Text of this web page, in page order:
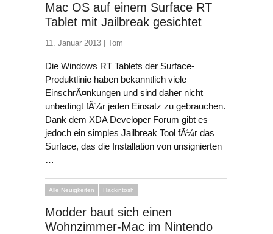
Mac OS auf einem Surface RT
Tablet mit Jailbreak gesichtet
11. Januar 2013 | Tom
Die Windows RT Tablets der Surface-
Produktlinie haben bekanntlich viele
EinschrÃ¤nkungen und sind daher nicht
unbedingt fÃ¼r jeden Einsatz zu gebrauchen.
Dank dem XDA Developer Forum gibt es
jedoch ein simples Jailbreak Tool fÃ¼r das
Surface, das die Installation von unsignierten
…
Alle Neuigkeiten Hackintosh
Modder baut sich einen
Wohnzimmer-Mac im Nintendo